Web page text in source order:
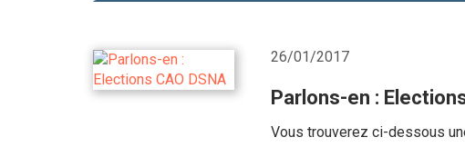
26/01/2017
Parlons-en :
Vous trouverez ci-dessous